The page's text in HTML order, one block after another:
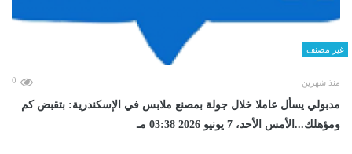
غير مصنف
منذ شهرين 0
مدبولي يسأل عاملا خلال جولة بمصنع ملابس في الإسكندرية: بتقبض كم
ومؤهلك...الأمس الأحد، 7 يونيو 2026 03:38 مـ